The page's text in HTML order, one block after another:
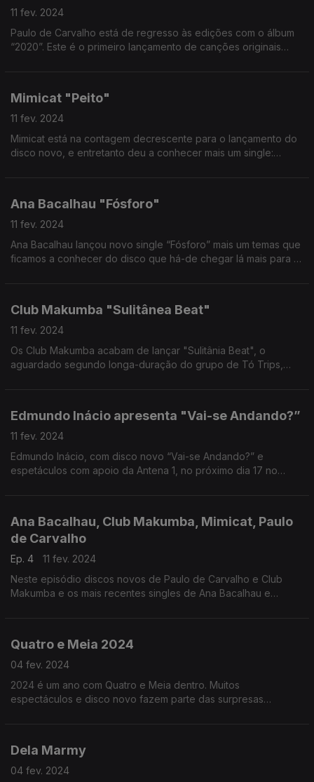
11 fev. 2024
Paulo de Carvalho está de regresso às edições com o álbum
“2020”. Este é o primeiro lançamento de canções originais
Mimicat "Peito"
11 fev. 2024
Mimicat está na contagem decrescente para o lançamento do
disco novo, e entretanto deu a conhecer mais um single:
Ana Bacalhau "Fósforo"
11 fev. 2024
Ana Bacalhau lançou novo single “Fósforo” mais um temas que
ficamos a conhecer do disco que há-de chegar lá mais para a
Club Makumba "Sulitânea Beat"
11 fev. 2024
Os Club Makumba acabam de lançar "Sulitânia Beat", o
aguardado segundo longa-duração do grupo de Tó Trips,
Edmundo Inácio apresenta "Vai-se Andando?”
11 fev. 2024
Edmundo Inácio, com disco novo “Vai-se Andando?” e
espetáculos com apoio da Antena 1, no próximo dia 17 no
Ana Bacalhau, Club Makumba, Mimicat, Paulo
de Carvalho
Ep. 4
11 fev. 2024
Neste episódio discos novos de Paulo de Carvalho e Club
Makumba e os mais recentes singles de Ana Bacalhau e
Quatro e Meia 2024
04 fev. 2024
2024 é um ano com Quatro e Meia dentro. Muitos
espectáculos e disco novo fazem parte das surpresas
Dela Marmy
04 fev. 2024